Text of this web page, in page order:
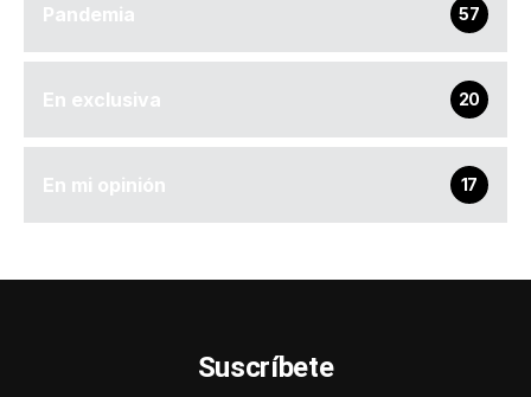
Pandemia 57
En exclusiva 20
En mi opinión 17
Suscríbete